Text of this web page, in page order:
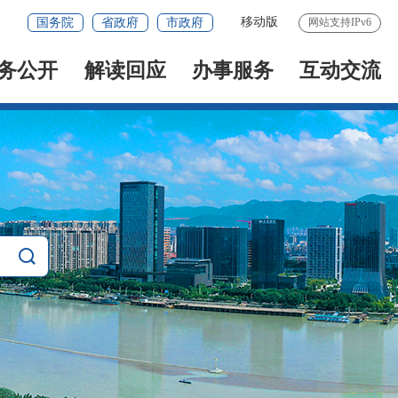
国务院 省政府 市政府 移动版 网站支持IPv6
公开 解读回应 办事服务 互动交流